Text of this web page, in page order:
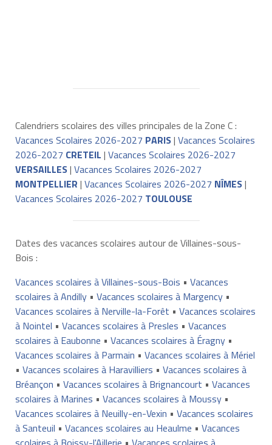
Calendriers scolaires des villes principales de la Zone C :
Vacances Scolaires 2026-2027 PARIS| Vacances Scolaires
2026-2027 CRETEIL | Vacances Scolaires 2026-2027
VERSAILLES| Vacances Scolaires 2026-2027
MONTPELLIER | Vacances Scolaires 2026-2027 NÎMES|
Vacances Scolaires 2026-2027 TOULOUSE
Dates des vacances scolaires autour de Villaines-sous-
Bois :
Vacances scolaires à Villaines-sous-Bois • Vacances
scolaires à Andilly• Vacances scolaires à Margency•
Vacances scolaires à Nerville-la-Forêt • Vacances scolaires
à Nointel • Vacances scolaires à Presles • Vacances
scolaires à Eaubonne • Vacances scolaires à Éragny•
Vacances scolaires à Parmain • Vacances scolaires à Mériel
• Vacances scolaires à Haravilliers • Vacances scolaires à
Bréançon • Vacances scolaires à Brignancourt • Vacances
scolaires à Marines • Vacances scolaires à Moussy•
Vacances scolaires à Neuilly-en-Vexin • Vacances scolaires
à Santeuil • Vacances scolaires au Heaulme • Vacances